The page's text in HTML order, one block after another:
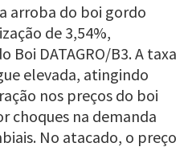
arroba do boi gordo
de 3,54%,
DATAGRO/B3. A taxa
elevada, atingindo
nos preços do boi
choques na demanda
No atacado, o preço